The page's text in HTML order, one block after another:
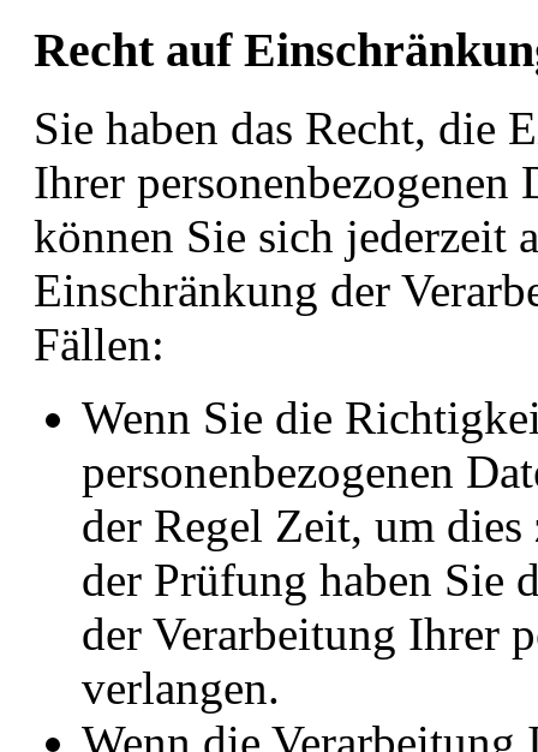
Recht auf
Sie haben das Recht, die
Ihrer
können Sie sich jederzeit
Einschränkung der
Fällen:
Wenn Sie die
personenbezogenen
der Regel Zeit, um
der Prüfung haben Sie
der Verarbeitung Ihrer
verlangen.